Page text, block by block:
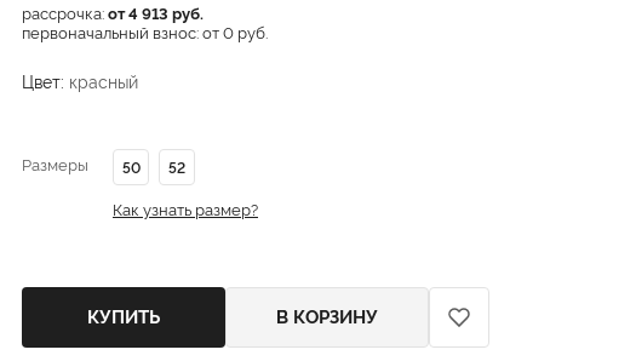
рассрочка:от 4 913 руб.
первоначальный взнос: от 0 руб.
Цвет: красный
Размеры 50 52
Как узнать размер?
КУПИТЬ В КОРЗИНУ